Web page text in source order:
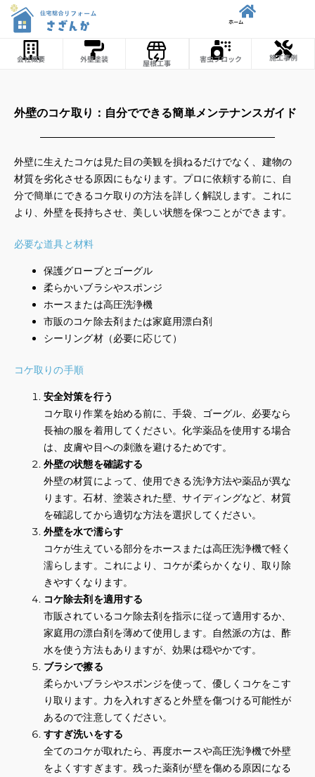
内
ホーム
会社概要 外壁塗装 屋根工事 害虫ブロック 施工事例
外壁のコケ取り：自分でできる簡単メンテナンスガイド
外壁に生えたコケは見た目の美観を損ねるだけでなく、建物の
材質を劣化させる原因にもなります。プロに依頼する前に、自
分で簡単にできるコケ取りの方法を詳しく解説します。これに
より、外壁を長持ちさせ、美しい状態を保つことができます。
必要な道具と材料
保護グローブとゴーグル
柔らかいブラシやスポンジ
ホースまたは高圧洗浄機
市販のコケ除去剤または家庭用漂白剤
シーリング材（必要に応じて）
コケ取りの手順
安全対策を行う
コケ取り作業を始める前に、手袋、ゴーグル、必要なら
長袖の服を着用してください。化学薬品を使用する場合
は、皮膚や目への刺激を避けるためです。
外壁の状態を確認する
外壁の材質によって、使用できる洗浄方法や薬品が異な
ります。石材、塗装された壁、サイディングなど、材質
を確認してから適切な方法を選択してください。
外壁を水で濡らす
コケが生えている部分をホースまたは高圧洗浄機で軽く
濡らします。これにより、コケが柔らかくなり、取り除
きやすくなります。
コケ除去剤を適用する
市販されているコケ除去剤を指示に従って適用するか、
家庭用の漂白剤を薄めて使用します。自然派の方は、酢
水を使う方法もありますが、効果は穏やかです。
ブラシで擦る
柔らかいブラシやスポンジを使って、優しくコケをこす
り取ります。力を入れすぎると外壁を傷つける可能性が
あるので注意してください。
すすぎ洗いをする
全てのコケが取れたら、再度ホースや高圧洗浄機で外壁
をよくすすぎます。残った薬剤が壁を傷める原因になる